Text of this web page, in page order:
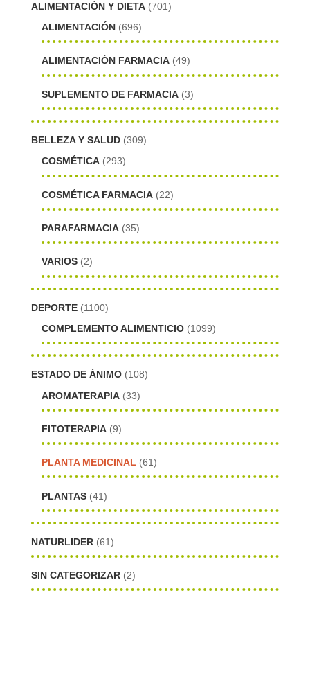
ALIMENTACIÓN Y DIETA (701)
ALIMENTACIÓN (696)
ALIMENTACIÓN FARMACIA (49)
SUPLEMENTO DE FARMACIA (3)
BELLEZA Y SALUD (309)
COSMÉTICA (293)
COSMÉTICA FARMACIA (22)
PARAFARMACIA (35)
VARIOS (2)
DEPORTE (1100)
COMPLEMENTO ALIMENTICIO (1099)
ESTADO DE ÁNIMO (108)
AROMATERAPIA (33)
FITOTERAPIA (9)
PLANTA MEDICINAL (61)
PLANTAS (41)
NATURLIDER (61)
SIN CATEGORIZAR (2)